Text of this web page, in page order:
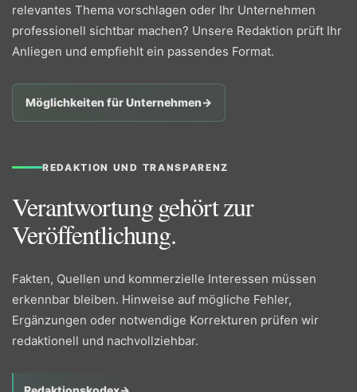
relevantes Thema vorschlagen oder Ihr Unternehmen
professionell sichtbar machen? Unsere Redaktion prüft Ihr
Anliegen und empfiehlt ein passendes Format.
Möglichkeiten für Unternehmen→
REDAKTION UND TRANSPARENZ
Verantwortung gehört zur
Veröffentlichung.
Fakten, Quellen und kommerzielle Interessen müssen
erkennbar bleiben. Hinweise auf mögliche Fehler,
Ergänzungen oder notwendige Korrekturen prüfen wir
redaktionell und nachvollziehbar.